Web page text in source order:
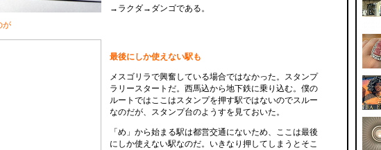
が
→ラクダ→ダンゴである。
最後にしか使えない駅も
メスゴリラで興奮している場合ではなかった。スタンプ
ラリースタートだ。西馬込から地下鉄に乗り込む。僕の
ルートではここはスタンプを押す駅ではないのでスルー
なのだが、スタンプ台のようすを見ておいた。
「め」から始まる駅は都営交通にないため、ここは最後
にしか使えない駅なのだ。いきなり押してしまうとそこ